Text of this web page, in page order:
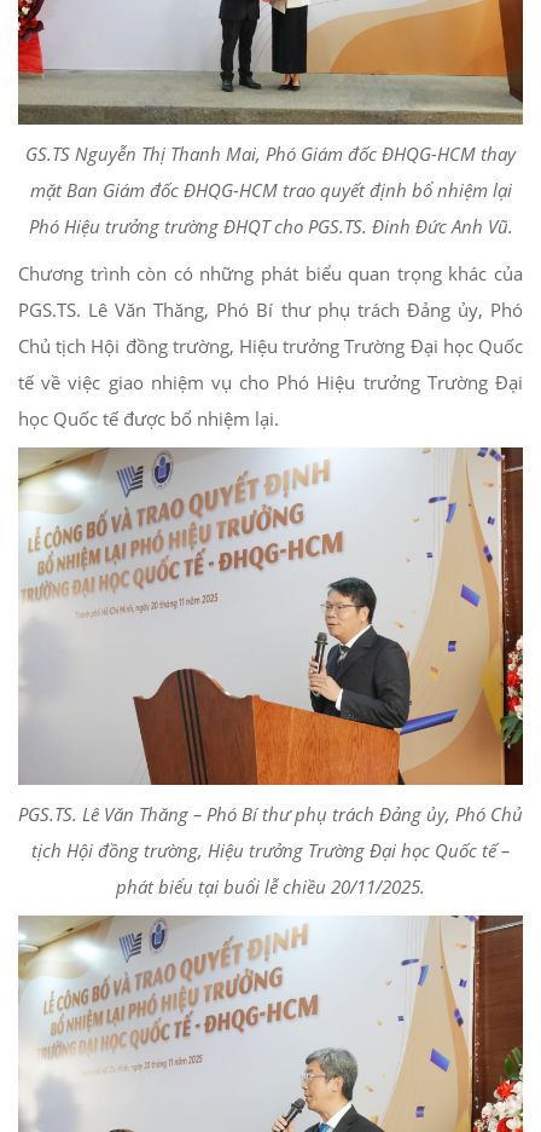
GS.TS Nguyễn Thị Thanh Mai, Phó Giám đốc ĐHQG-HCM thay
mặt Ban Giám đốc ĐHQG-HCM trao quyết định bổ nhiệm lại
Phó Hiệu trưởng trường ĐHQT cho PGS.TS. Đinh Đức Anh Vũ.
Chương trình còn có những phát biểu quan trọng khác của
PGS.TS. Lê Văn Thăng, Phó Bí thư phụ trách Đảng ủy, Phó
Chủ tịch Hội đồng trường, Hiệu trưởng Trường Đại học Quốc
tế về việc giao nhiệm vụ cho Phó Hiệu trưởng Trường Đại
học Quốc tế được bổ nhiệm lại.
PGS.TS. Lê Văn Thăng – Phó Bí thư phụ trách Đảng ủy, Phó Chủ
tịch Hội đồng trường, Hiệu trưởng Trường Đại học Quốc tế –
phát biểu tại buổi lễ chiều 20/11/2025.